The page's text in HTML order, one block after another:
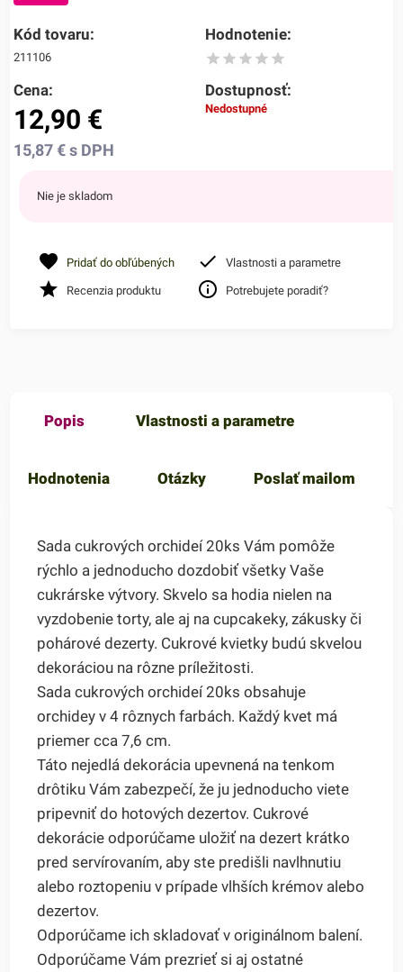
Kód tovaru:
211106
Hodnotenie:
Cena:
12,90 €
15,87€ s DPH
Dostupnosť:
Nedostupné
Nie je skladom
Pridať do obľúbených Vlastnosti a parametre
Recenzia produktu Potrebujete poradiť?
Popis Vlastnosti a parametre
Hodnotenia Otázky Poslať mailom
Sada cukrových orchideí 20ks Vám pomôže
rýchlo a jednoducho dozdobiť všetky Vaše
cukrárske výtvory. Skvelo sa hodia nielen na
vyzdobenie torty, ale aj na cupcakeky, zákusky či
pohárové dezerty. Cukrové kvietky budú skvelou
dekoráciou na rôzne príležitosti.
Sada cukrových orchideí 20ks obsahuje
orchidey v 4 rôznych farbách. Každý kvet má
priemer cca 7,6 cm.
Táto nejedlá dekorácia upevnená na tenkom
drôtiku Vám zabezpečí, že ju jednoducho viete
pripevniť do hotových dezertov. Cukrové
dekorácie odporúčame uložiť na dezert krátko
pred servírovaním, aby ste predišli navlhnutiu
alebo roztopeniu v prípade vlhších krémov alebo
dezertov.
Odporúčame ich skladovať v originálnom balení.
Odporúčame Vám prezrieť si aj ostatné